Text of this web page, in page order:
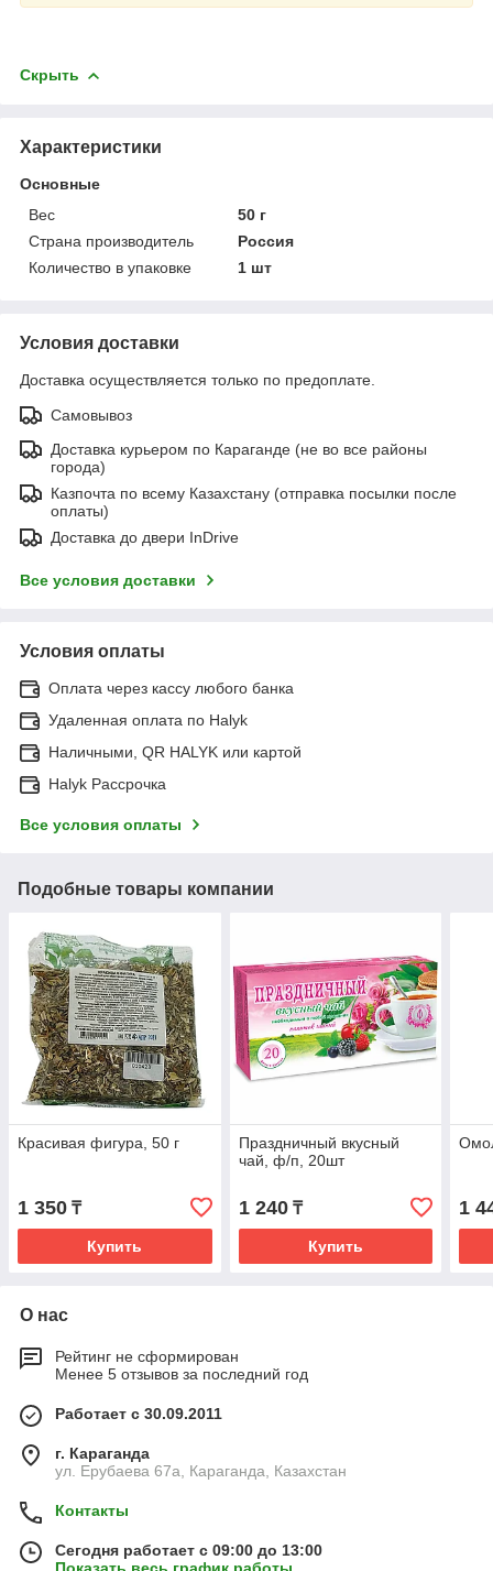
Скрыть
Характеристики
Основные
Вес
50 г
Страна производитель
Россия
Количество в упаковке
1 шт
Условия доставки
Доставка осуществляется только по предоплате.
Самовывоз
Доставка курьером по Караганде (не во все районы
города)
Казпочта по всему Казахстану (отправка посылки после
оплаты)
Доставка до двери InDrive
Все условия доставки
Условия оплаты
Оплата через кассу любого банка
Удаленная оплата по Halyk
Наличными, QR HALYK или картой
Halyk Рассрочка
Все условия оплаты
Подобные товары компании
Красивая фигура, 50 г
1 350 ₸
Купить
Праздничный вкусный
чай, ф/п, 20шт
1 240₸
Купить
1
О нас
Рейтинг не сформирован
Менее 5 отзывов за последний год
Работает с 30.09.2011
г. Караганда
ул. Ерубаева 67а, Караганда, Казахстан
Контакты
Сегодня работает с 09:00 до 13:00